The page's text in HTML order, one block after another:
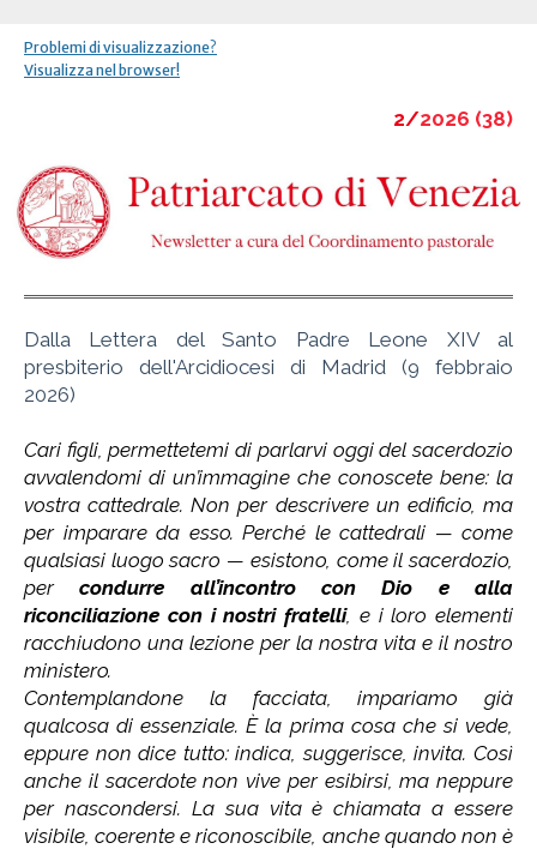
Problemi di visualizzazione?
Visualizza nel browser!
2/2026 (38)
Dalla Lettera del Santo Padre Leone XIV al
presbiterio dell'Arcidiocesi di Madrid (9 febbraio
2026)
Cari figli, permettetemi di parlarvi oggi del sacerdozio
avvalendomi di un’immagine che conoscete bene: la
vostra cattedrale. Non per descrivere un edificio, ma
per imparare da esso. Perché le cattedrali — come
qualsiasi luogo sacro — esistono, come il sacerdozio,
percondurre all’incontro con Dio e alla
riconciliazione con i nostri fratelli, e i loro elementi
racchiudono una lezione per la nostra vita e il nostro
ministero.
Contemplandone la facciata, impariamo già
qualcosa di essenziale. È la prima cosa che si vede,
eppure non dice tutto: indica, suggerisce, invita. Così
anche il sacerdote non vive per esibirsi, ma neppure
per nascondersi. La sua vita è chiamata a essere
visibile, coerente e riconoscibile, anche quando non è